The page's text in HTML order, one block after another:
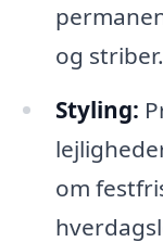
og striber.
Styling:
om